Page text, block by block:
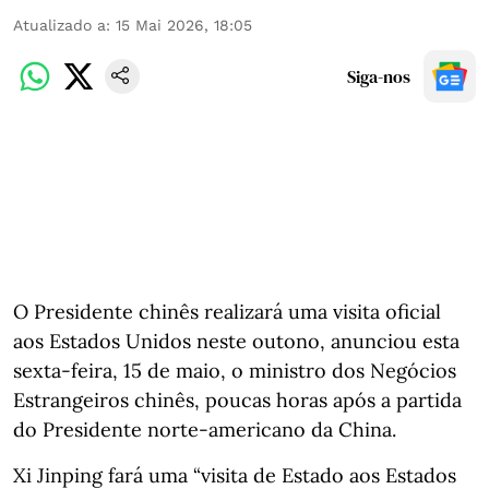
Atualizado a: 15 Mai 2026, 18:05
Siga-nos
O Presidente chinês realizará uma visita oficial
aos Estados Unidos neste outono, anunciou esta
sexta-feira, 15 de maio, o ministro dos Negócios
Estrangeiros chinês, poucas horas após a partida
do Presidente norte-americano da China.
Xi Jinping fará uma “visita de Estado aos Estados